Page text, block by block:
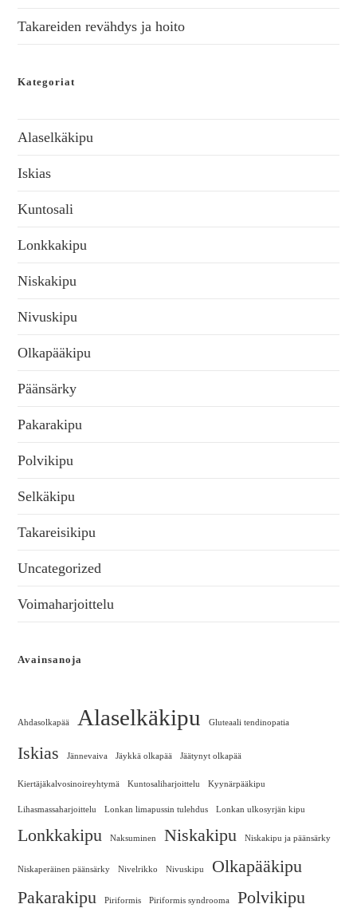
Takareiden revähdys ja hoito
Kategoriat
Alaselkäkipu
Iskias
Kuntosali
Lonkkakipu
Niskakipu
Nivuskipu
Olkapääkipu
Päänsärky
Pakarakipu
Polvikipu
Selkäkipu
Takareisikipu
Uncategorized
Voimaharjoittelu
Avainsanoja
Ahdasolkapää Alaselkäkipu Gluteaali tendinopatia
Iskias Jännevaiva Jäykkä olkapää Jäätynyt olkapää
Kiertäjäkalvosinoireyhtymä Kuntosaliharjoittelu Kyynärpääkipu
Lihasmassaharjoittelu Lonkan limapussin tulehdus Lonkan ulkosyrjän kipu
Lonkkakipu Naksuminen Niskakipu Niskakipu ja päänsärky
Niskaperäinen päänsärky Nivelrikko Nivuskipu
Olkapääkipu
Pakarakipu
Piriformis Piriformis syndrooma Polvikipu